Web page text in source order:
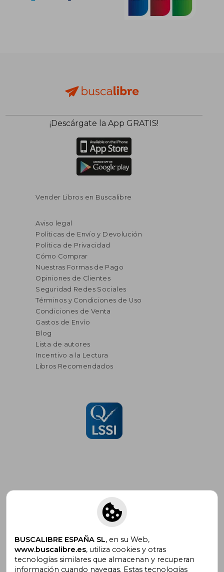
¡Descárgate la App GRATIS!
Vender Libros en Buscalibre
Aviso legal
Políticas de Envío y Devolución
Política de Privacidad
Cómo Comprar
Nuestras Formas de Pago
Opiniones de Clientes
Seguridad Redes Sociales
Términos y Condiciones de Uso
Condiciones de Venta
Gastos de Envío
Blog
Lista de autores
Incentivo a la Lectura
Libros Recomendados
Suscríbete para recibir ofertas y
promociones
¿Necesitas ayuda?
BUSCALIBRE ESPAÑA SL, en su Web,
www.buscalibre.es, utiliza cookies y otras
tecnologías similares que almacenan y recuperan
información cuando navegas. Estas tecnologías